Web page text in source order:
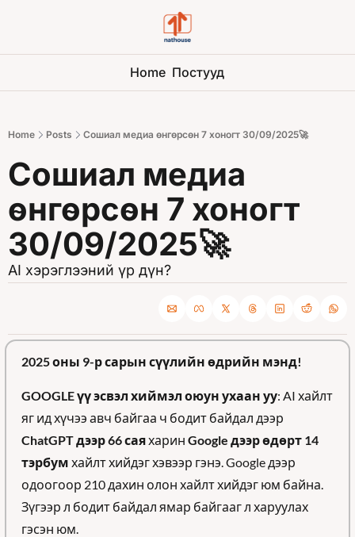
Home Постууд
Home Posts Сошиал медиа өнгөрсөн 7 хоногт 30/09/2025🚀
Сошиал медиа
өнгөрсөн 7 хоногт
30/09/2025🚀
AI хэрэглээний үр дүн?
2025 оны 9-р сарын сүүлийн өдрийн мэнд!
GOOGLE үү эсвэл хиймэл оюун ухаан уу: AI хайлт
ChatGPT дээр 66 сая харин Google дээр өдөрт 14
тэрбум хайлт хийдэг хэвээр гэнэ. Google дээр
одоогоор 210 дахин олон хайлт хийдэг юм байна.
Зүгээр л бодит байдал ямар байгааг л харуулах
гэсэн юм.